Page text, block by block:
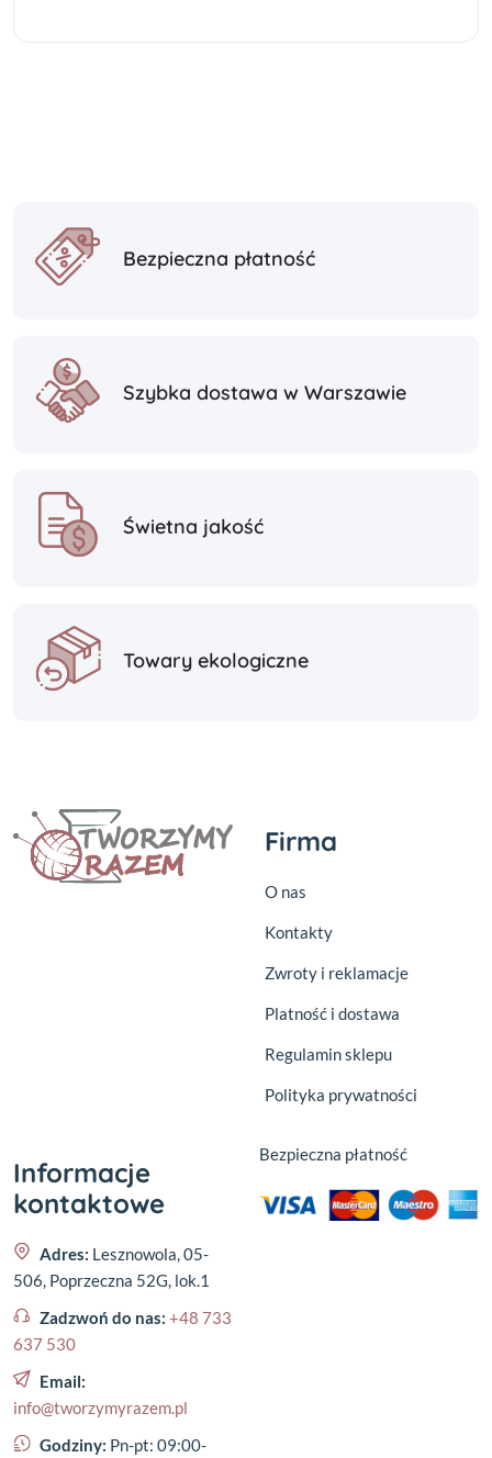
Bezpieczna płatność
Szybka dostawa w Warszawie
Świetna jakość
Towary ekologiczne
Firma
O nas
Kontakty
Zwroty i reklamacje
Platność i dostawa
Regulamin sklepu
Polityka prywatności
Informacje
kontaktowe
Adres: Lesznowola, 05-
506, Poprzeczna 52G, lok.1
Zadzwoń do nas: +48 733
637 530
Email:
info@tworzymyrazem.pl
Godziny: Pn-pt: 09:00-
Bezpieczna płatność